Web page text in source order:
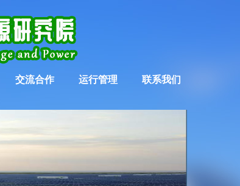
交流合作 运行管理 联系我们